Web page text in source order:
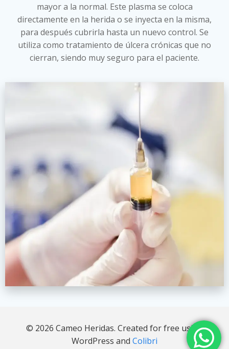
mayor a la normal. Este plasma se coloca
directamente en la herida o se inyecta en la misma,
para después cubrirla hasta un nuevo control. Se
utiliza como tratamiento de úlcera crónicas que no
cierran, siendo muy seguro para el paciente.
© 2026 Cameo Heridas. Created for free using
WordPress and Colibri